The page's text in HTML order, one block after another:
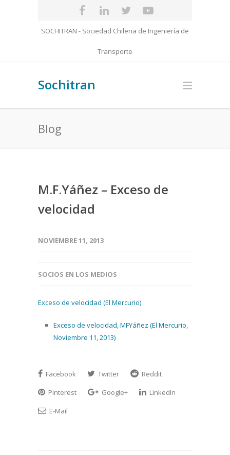
SOCHITRAN - Sociedad Chilena de Ingeniería de
Transporte
Sochitran
Blog
M.F.Yáñez – Exceso de
velocidad
NOVIEMBRE 11, 2013
SOCIOS EN LOS MEDIOS
Exceso de velocidad (El Mercurio)
Exceso de velocidad, MFYáñez (El Mercurio,
Noviembre 11, 2013)
Facebook Twitter
Reddit
Pinterest
Google+
LinkedIn
E-Mail